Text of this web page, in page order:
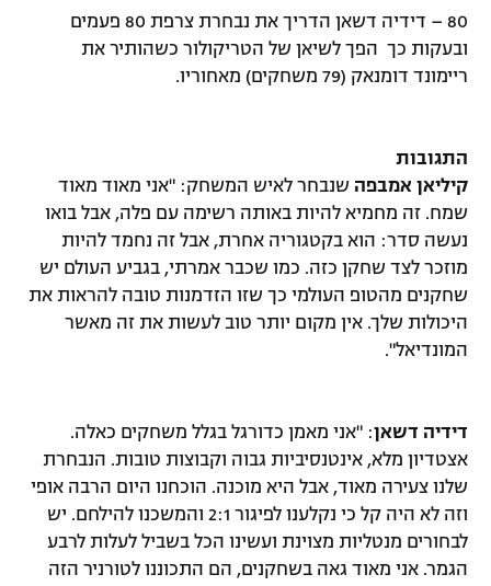
80 – דידיה דשאן הדריך את נבחרת צרפת 80 פעמים
ובעקות כך הפך לשיאן של הטריקולור כשהותיר את
ריימונד דומנאק (79 משחקים) מאחוריו.
התגובות
קיליאן אמבפה שנבחר לאיש המשחק: "אני מאוד מאוד
שמח. זה מחמיא להיות באותה רשימה עם פלה, אבל בואו
נעשה סדר: הוא בקטגוריה אחרת, אבל זה נחמד להיות
מוזכר לצד שחקן כזה. כמו שכבר אמרתי, בגביע העולם יש
שחקנים מהטופ העולמי כך שזו הזדמנות טובה להראות את
היכולות שלך. אין מקום יותר טוב לעשות את זה מאשר
המונדיאל".
דידיה דשאן: "אני מאמן כדורגל בגלל משחקים כאלה.
אצטדיון מלא, אינטנסיביות גבוה וקבוצות טובות. הנבחרת
שלנו צעירה מאוד, אבל היא מוכנה. הוכחנו היום הרבה אופי
וזה לא היה קל כי נקלענו לפיגור 2:1 והמשכנו להילחם. יש
לבחורים מנטליות מצוינת ועשינו הכל בשביל לעלות לרבע
הגמר. אני מאוד גאה בשחקנים, הם התכוננו לטורניר הזה